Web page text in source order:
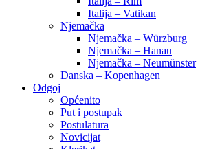
Italija – Vatikan
Njemačka
Njemačka – Würzburg
Njemačka – Hanau
Njemačka – Neumünster
Danska – Kopenhagen
Odgoj
Općenito
Put i postupak
Postulatura
Novicijat